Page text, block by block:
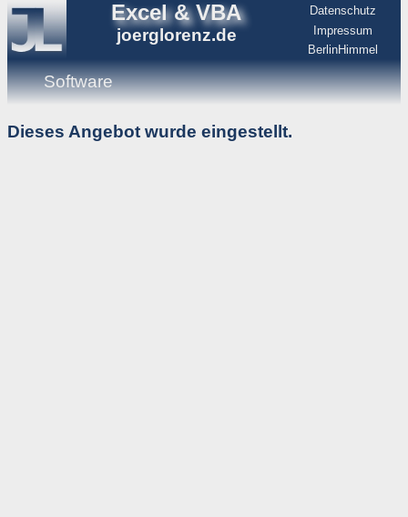
Excel & VBA
joerglorenz.de
Datenschutz
Impressum
BerlinHimmel
Software
Dieses Angebot wurde eingestellt.